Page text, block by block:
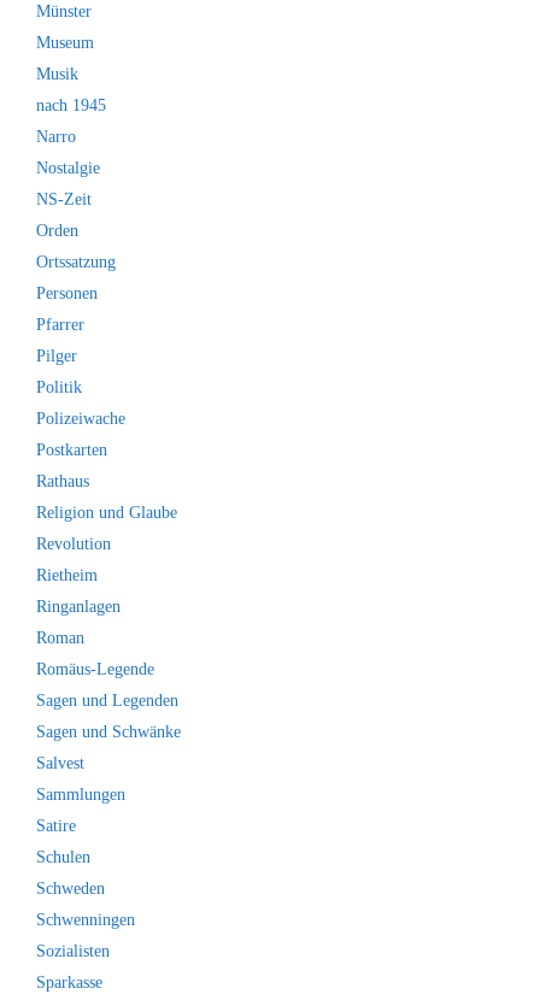
Münster
Museum
Musik
nach 1945
Narro
Nostalgie
NS-Zeit
Orden
Ortssatzung
Personen
Pfarrer
Pilger
Politik
Polizeiwache
Postkarten
Rathaus
Religion und Glaube
Revolution
Rietheim
Ringanlagen
Roman
Romäus-Legende
Sagen und Legenden
Sagen und Schwänke
Salvest
Sammlungen
Satire
Schulen
Schweden
Schwenningen
Sozialisten
Sparkasse